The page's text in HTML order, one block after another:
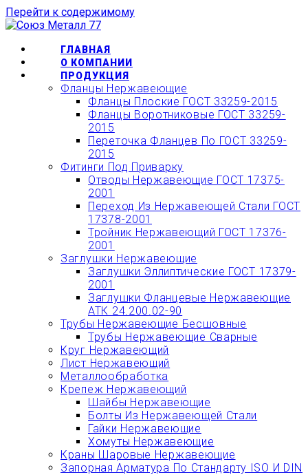
Перейти к содержимому
ГЛАВНАЯ
О КОМПАНИИ
ПРОДУКЦИЯ
Фланцы Нержавеющие
Фланцы Плоские ГОСТ 33259-2015
Фланцы Воротниковые ГОСТ 33259-
2015
Переточка Фланцев По ГОСТ 33259-
2015
Фитинги Под Приварку
Отводы Нержавеющие ГОСТ 17375-
2001
Переход Из Нержавеющей Стали ГОСТ
17378-2001
Тройник Нержавеющий ГОСТ 17376-
2001
Заглушки Нержавеющие
Заглушки Эллиптические ГОСТ 17379-
2001
Заглушки Фланцевые Нержавеющие
АТК 24.200.02-90
Трубы Нержавеющие Бесшовные
Трубы Нержавеющие Сварные
Круг Нержавеющий
Лист Нержавеющий
Металлообработка
Крепеж Нержавеющий
Шайбы Нержавеющие
Болты Из Нержавеющей Стали
Гайки Нержавеющие
Хомуты Нержавеющие
Краны Шаровые Нержавеющие
Запорная Арматура По Стандарту ISO И DIN
ОФОРМИТЬ БЫСТРЫЙ
ТОВАР ОНЛАЙН